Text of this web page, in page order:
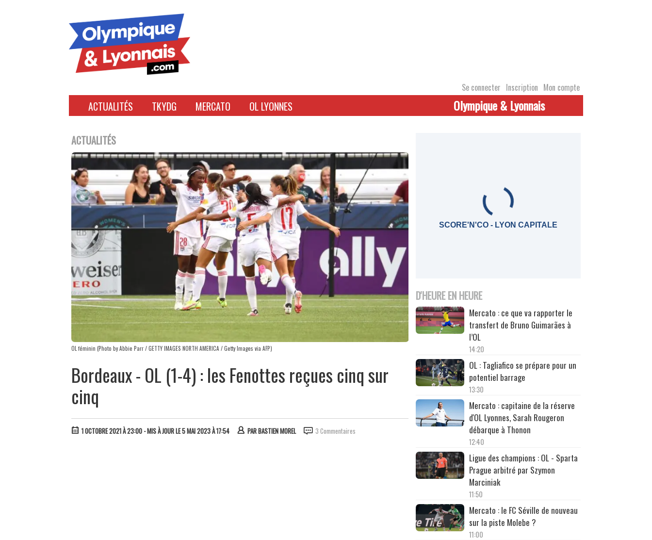
Se connecter Inscription Mon compte
ACTUALITÉS TKYDG MERCATO OL LYONNES Olympique & Lyonnais
ACTUALITÉS
OL féminin (Photo by Abbie Parr / GETTY IMAGES NORTH AMERICA / Getty Images via AFP)
Bordeaux - OL (1-4) : les Fenottes reçues cinq sur
cinq
1 OCTOBRE 2021 À 23:00 - MIS À JOUR LE 5 MAI 2023 À 17:54 PARBASTIEN MOREL 3 Commentaires
SCORE'N'CO - LYON CAPITALE
D'HEURE EN HEURE
Mercato : ce que va rapporter le
transfert de Bruno Guimarães à
l’OL
14:20
OL : Tagliafico se prépare pour un
potentiel barrage
13:30
Mercato : capitaine de la réserve
d'OL Lyonnes, Sarah Rougeron
débarque à Thonon
12:40
Ligue des champions : OL - Sparta
Prague arbitré par Szymon
Marciniak
11:50
Mercato : le FC Séville de nouveau
sur la piste Molebe ?
11:00